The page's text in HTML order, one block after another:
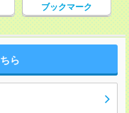
ブックマーク
ら